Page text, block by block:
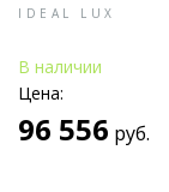
IDEAL LUX
В наличии
Цена:
96 556 руб.